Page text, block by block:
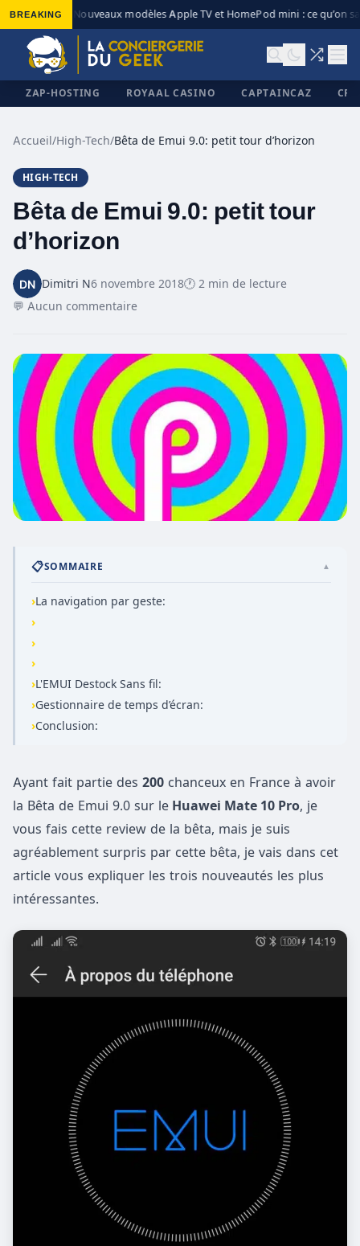
BREAKING
◆ Nouveaux modèles Apple TV et HomePod mini : ce qu’on
ZAP-HOSTING ROYAAL CASINO CAPTAINCAZ
Accueil/High-Tech/Bêta de Emui 9.0: petit tour d’horizon
HIGH-TECH
Bêta de Emui 9.0: petit tour
d’horizon
Dimitri N6 novembre 2018🕐 2 min de lecture
💬 Aucun commentaire
📋SOMMAIRE ▲
›La navigation par geste:
›
›
›
›L'EMUI Destock Sans fil:
›Gestionnaire de temps d’écran:
›Conclusion:
Ayant fait partie des 200 chanceux en France à avoir
la Bêta de Emui 9.0 sur le Huawei Mate 10 Pro, je
vous fais cette review de la bêta, mais je suis
agréablement surpris par cette bêta, je vais dans cet
article vous expliquer les trois nouveautés les plus
intéressantes.